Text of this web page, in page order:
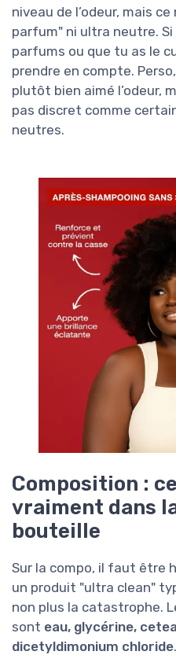
niveau de l’odeur, mais
parfum" ni ultra neutre.
parfums ou que tu as le
prendre en compte.
plutôt bien aimé l’odeur,
pas discret comme
neutres.
Composition :
vraiment dans
bouteille
Sur la compo, il faut être
un produit "ultra clean"
non plus la catastrophe.
sont eau, glycérine,
dicetyldimonium chloride